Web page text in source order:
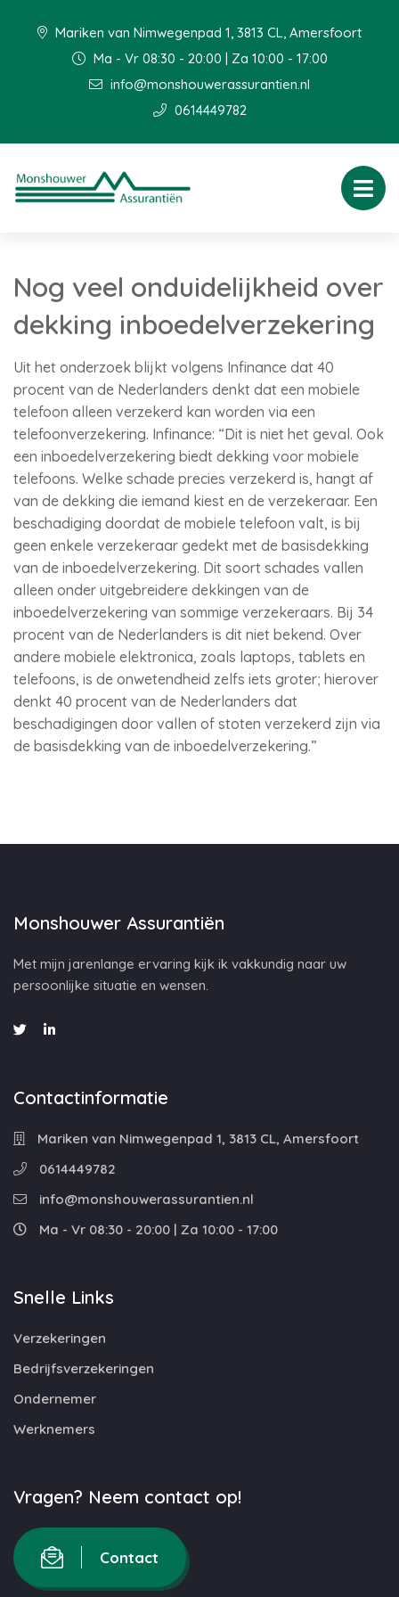
Mariken van Nimwegenpad 1, 3813 CL, Amersfoort
Ma - Vr 08:30 - 20:00 | Za 10:00 - 17:00
info@monshouwerassurantien.nl
0614449782
Nog veel onduidelijkheid over
dekking inboedelverzekering
Uit het onderzoek blijkt volgens Infinance dat 40
procent van de Nederlanders denkt dat een mobiele
telefoon alleen verzekerd kan worden via een
telefoonverzekering. Infinance: “Dit is niet het geval. Ook
een inboedelverzekering biedt dekking voor mobiele
telefoons. Welke schade precies verzekerd is, hangt af
van de dekking die iemand kiest en de verzekeraar. Een
beschadiging doordat de mobiele telefoon valt, is bij
geen enkele verzekeraar gedekt met de basisdekking
van de inboedelverzekering. Dit soort schades vallen
alleen onder uitgebreidere dekkingen van de
inboedelverzekering van sommige verzekeraars. Bij 34
procent van de Nederlanders is dit niet bekend. Over
andere mobiele elektronica, zoals laptops, tablets en
telefoons, is de onwetendheid zelfs iets groter; hierover
denkt 40 procent van de Nederlanders dat
beschadigingen door vallen of stoten verzekerd zijn via
de basisdekking van de inboedelverzekering.”
Monshouwer Assurantiën
Met mijn jarenlange ervaring kijk ik vakkundig naar uw
persoonlijke situatie en wensen.
Contactinformatie
Mariken van Nimwegenpad 1, 3813 CL, Amersfoort
0614449782
info@monshouwerassurantien.nl
Ma - Vr 08:30 - 20:00 | Za 10:00 - 17:00
Snelle Links
Verzekeringen
Bedrijfsverzekeringen
Ondernemer
Werknemers
Vragen? Neem contact op!
Contact